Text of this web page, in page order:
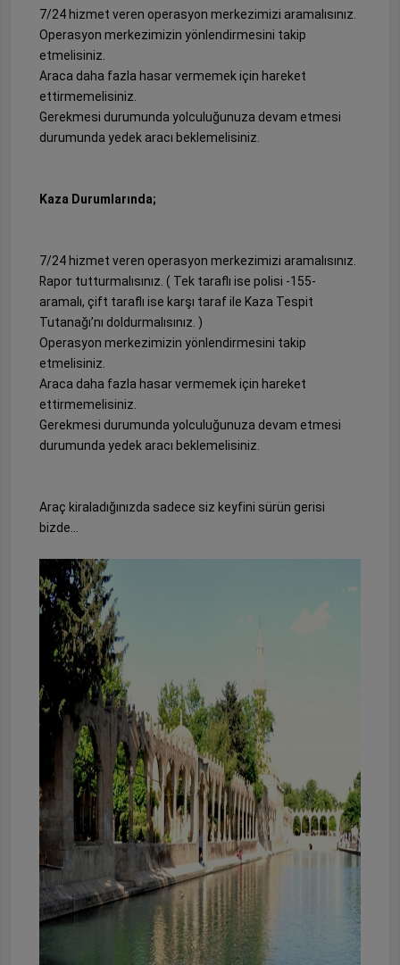
7/24 hizmet veren operasyon merkezimizi aramalısınız.
Operasyon merkezimizin yönlendirmesini takip
etmelisiniz.
Araca daha fazla hasar vermemek için hareket
ettirmemelisiniz.
Gerekmesi durumunda yolculuğunuza devam etmesi
durumunda yedek aracı beklemelisiniz.
Kaza Durumlarında;
7/24 hizmet veren operasyon merkezimizi aramalısınız.
Rapor tutturmalısınız. ( Tek taraflı ise polisi -155-
aramalı, çift taraflı ise karşı taraf ile Kaza Tespit
Tutanağı’nı doldurmalısınız. )
Operasyon merkezimizin yönlendirmesini takip
etmelisiniz.
Araca daha fazla hasar vermemek için hareket
ettirmemelisiniz.
Gerekmesi durumunda yolculuğunuza devam etmesi
durumunda yedek aracı beklemelisiniz.
Araç kiraladığınızda sadece siz keyfini sürün gerisi
bizde…